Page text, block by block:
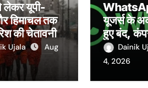
लेकर यूपी-
हिमाचल तक
की चेतावनी,
अलर्ट;
ओडिशा में
Ujala
Aug
यूजर्स के
हुए बंद,
वजह, कहीं
नहीं कर रहे
Dainik
4, 2026